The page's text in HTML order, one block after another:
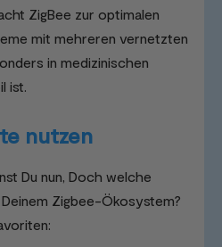
ZigBee zur optimalen
mit mehreren vernetzten
in medizinischen
ist.
nutzen
Du nun, Doch welche
Zigbee-Ökosystem?